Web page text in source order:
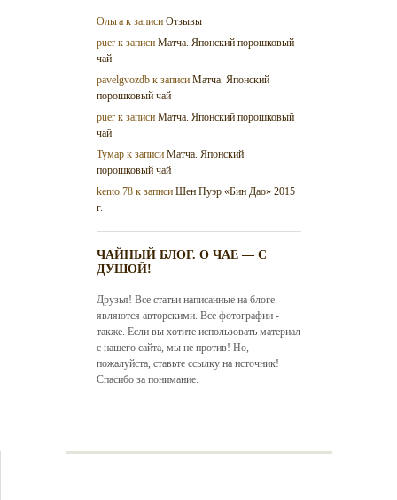
Ольга к записиОтзывы
puer к записиМатча. Японский порошковый
чай
pavelgvozdb к записиМатча. Японский
порошковый чай
puer к записиМатча. Японский порошковый
чай
Тумар к записиМатча. Японский
порошковый чай
kento.78 к записиШен Пуэр «Бин Дао» 2015
г.
ЧАЙНЫЙ БЛОГ. О ЧАЕ — С
ДУШОЙ!
Друзья! Все статьи написанные на блоге
являются авторскими. Все фотографии -
также. Если вы хотите использовать материал
с нашего сайта, мы не против! Но,
пожалуйста, ставьте ссылку на источник!
Спасибо за понимание.